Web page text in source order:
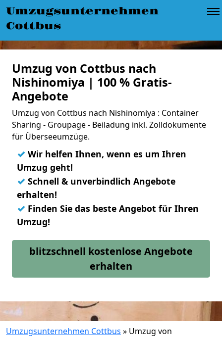
Umzugsunternehmen
Cottbus
Umzug von Cottbus nach
Nishinomiya | 100 % Gratis-
Angebote
Umzug von Cottbus nach Nishinomiya : Container
Sharing - Groupage - Beiladung inkl. Zolldokumente
für Überseeumzüge.
✓ Wir helfen Ihnen, wenn es um Ihren
Umzug geht!
✓ Schnell & unverbindlich Angebote
erhalten!
✓ Finden Sie das beste Angebot für Ihren
Umzug!
blitzschnell kostenlose Angebote
erhalten
Umzugsunternehmen Cottbus » Umzug von